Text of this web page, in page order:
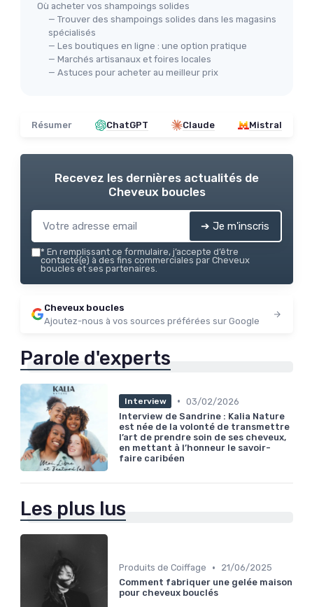
Où acheter vos shampoings solides
— Trouver des shampoings solides dans les magasins
spécialisés
— Les boutiques en ligne : une option pratique
— Marchés artisanaux et foires locales
— Astuces pour acheter au meilleur prix
Résumer ChatGPT Claude Mistral
Recevez les dernières actualités de
Cheveux boucles
➔ Je m'inscris
* En remplissant ce formulaire, j’accepte d’être
contacté(e) à des fins commerciales par Cheveux
boucles et ses partenaires.
Cheveux boucles
Ajoutez-nous à vos sources préférées sur Google
Parole d'experts
Interview • 03/02/2026
Interview de Sandrine : Kalia Nature
est née de la volonté de transmettre
l’art de prendre soin de ses cheveux,
en mettant à l’honneur le savoir-
faire caribéen
Les plus lus
Produits de Coiffage •
21/06/2025
Comment fabriquer une gelée maison
pour cheveux bouclés